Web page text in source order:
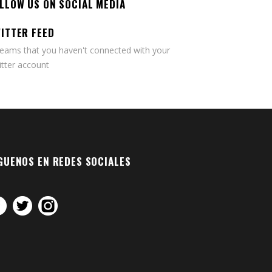
US ON SOCIAL MEDIA
FEED
that you haven't connected with your
account
EN REDES SOCIALES